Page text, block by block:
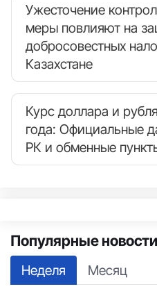
Ужесточение
меры повлияют на
добросовестных
Казахстане
Курс доллара и
года: Официальные
РК и обменные
Популярные новости
Неделя Месяц